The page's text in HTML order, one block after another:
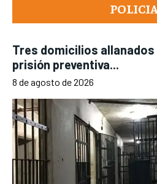
Tres domicilios allanados
prisión preventiva...
8 de agosto de 2026